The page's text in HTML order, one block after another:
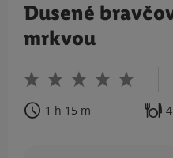
Dusené
mrkvou
1 h 15 m